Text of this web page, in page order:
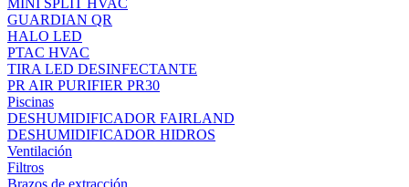
MINI SPLIT HVAC
GUARDIAN QR
HALO LED
PTAC HVAC
TIRA LED DESINFECTANTE
PR AIR PURIFIER PR30
Piscinas
DESHUMIDIFICADOR FAIRLAND
DESHUMIDIFICADOR HIDROS
Ventilación
Filtros
Brazos de extracción